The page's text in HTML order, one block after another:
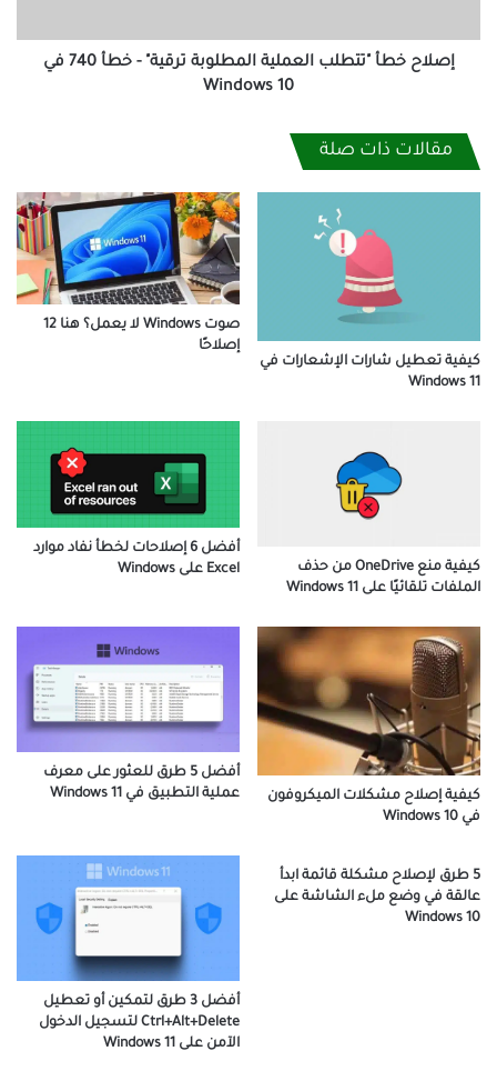
740
إصلاح خطأ "تتطلب العملية المطلوبة ترقية" - خطأ 740 في
Windows 10
مقالات ذات صلة
كيفية تعطيل شارات الإشعارات في
Windows 11
صوت Windows لا يعمل؟ هنا 12
إصلاحًا
كيفية منع OneDrive من حذف
الملفات تلقائيًا على Windows 11
أفضل 6 إصلاحات لخطأ نفاد موارد
Excel على Windows
كيفية إصلاح مشكلات الميكروفون
في Windows 10
أفضل 5 طرق للعثور على معرف
عملية التطبيق في Windows 11
5 طرق لإصلاح مشكلة قائمة ابدأ
عالقة في وضع ملء الشاشة على
Windows 10
أفضل 3 طرق لتمكين أو تعطيل
Ctrl+Alt+Delete لتسجيل الدخول
الآمن على Windows 11